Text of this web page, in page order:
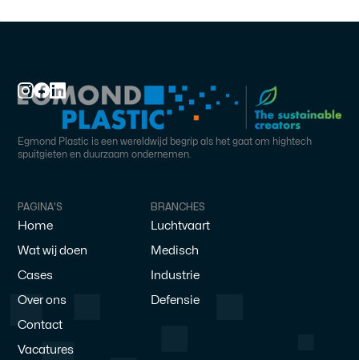
Egmond Plastic is een wereldwijd begrip als het gaat om hightech
spuitgieten en duurzaam ondernemen.
PAGINA'S
Home
Wat wij doen
Cases
Over ons
Contact
Vacatures
BRANCHES
Luchtvaart
Medisch
Industrie
Defensie